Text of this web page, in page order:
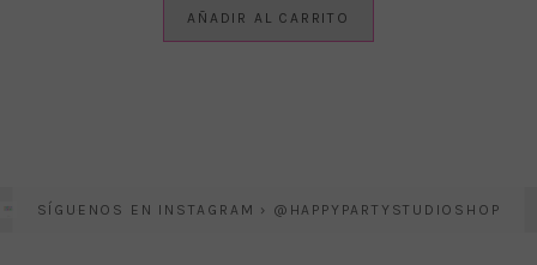
AÑADIR AL CARRITO
SÍGUENOS EN INSTAGRAM › @HAPPYPARTYSTUDIOSHOP